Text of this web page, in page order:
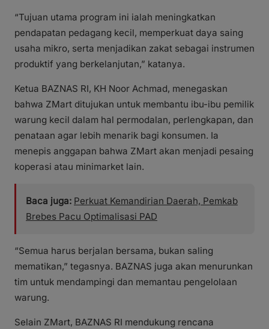
“Tujuan utama program ini ialah meningkatkan
pendapatan pedagang kecil, memperkuat daya saing
usaha mikro, serta menjadikan zakat sebagai instrumen
produktif yang berkelanjutan,” katanya.
Ketua BAZNAS RI, KH Noor Achmad, menegaskan
bahwa ZMart ditujukan untuk membantu ibu-ibu pemilik
warung kecil dalam hal permodalan, perlengkapan, dan
penataan agar lebih menarik bagi konsumen. Ia
menepis anggapan bahwa ZMart akan menjadi pesaing
koperasi atau minimarket lain.
Baca juga: Perkuat Kemandirian Daerah, Pemkab
Brebes Pacu Optimalisasi PAD
“Semua harus berjalan bersama, bukan saling
mematikan,” tegasnya. BAZNAS juga akan menurunkan
tim untuk mendampingi dan memantau pengelolaan
warung.
Selain ZMart, BAZNAS RI mendukung rencana